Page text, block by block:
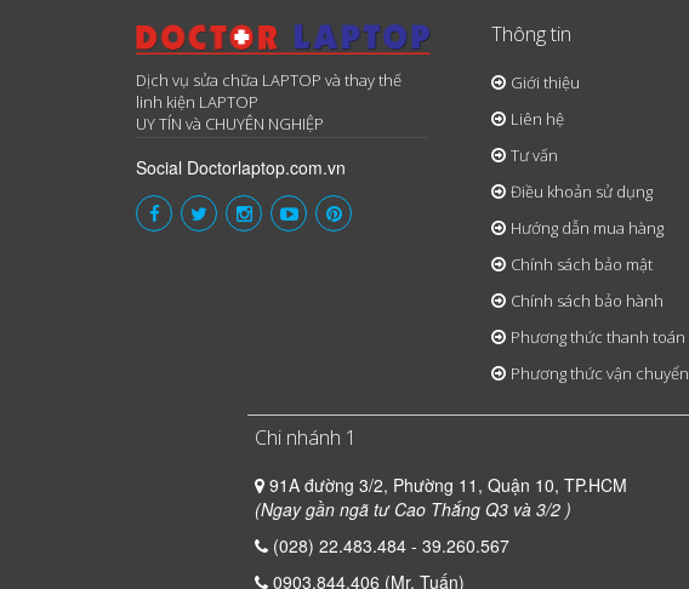
Dịch vụ sửa chữa LAPTOP và thay thế
linh kiện LAPTOP
UY TÍN và CHUYÊN NGHIỆP
Social Doctorlaptop.com.vn
Thông tin
Giới thiệu
Liên hệ
Tư vấn
Điều khoản sử dụng
Hướng dẫn mua hàng
Chính sách bảo mật
Chính sách bảo hành
Phương thức thanh toán
Phương thức vận chuyển
Chi nhánh 1
91A đường 3/2, Phường 11, Quận 10, TP.HCM
(Ngay gần ngã tư Cao Thắng Q3 và 3/2 )
(028) 22.483.484 - 39.260.567
0903.844.406 (Mr. Tuấn)